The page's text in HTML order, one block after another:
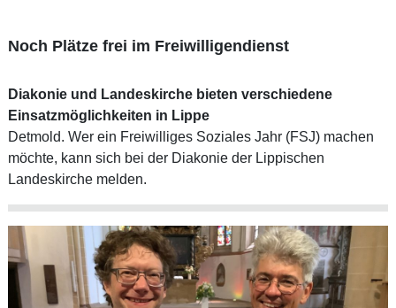
Noch Plätze frei im Freiwilligendienst
Diakonie und Landeskirche bieten verschiedene
Einsatzmöglichkeiten in Lippe
Detmold. Wer ein Freiwilliges Soziales Jahr (FSJ) machen
möchte, kann sich bei der Diakonie der Lippischen
Landeskirche melden.